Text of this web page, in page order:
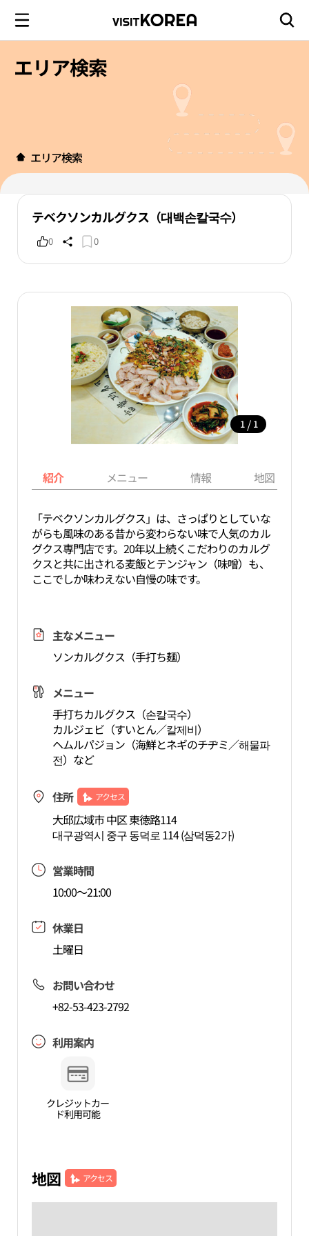
エリア検索
エリア検索
テベクソンカルグクス（대백손칼국수）
0 0
1 / 1
紹介 メニュー 情報 地図
「テベクソンカルグクス」は、さっぱりとしていな
がらも風味のある昔から変わらない味で人気のカル
グクス専門店です。20年以上続くこだわりのカルグ
クスと共に出される麦飯とテンジャン（味噌）も、
ここでしか味わえない自慢の味です。
主なメニュー
ソンカルグクス（手打ち麺）
メニュー
手打ちカルグクス（손칼국수）
カルジェビ（すいとん／칼제비）
ヘムルパジョン（海鮮とネギのチヂミ／해물파
전）など
住所 アクセス
大邱広域市 中区 東徳路114
대구광역시 중구 동덕로 114 (삼덕동2가)
営業時間
10:00～21:00
休業日
土曜日
お問い合わせ
+82-53-423-2792
利用案内
クレジットカー
ド利用可能
地図 アクセス